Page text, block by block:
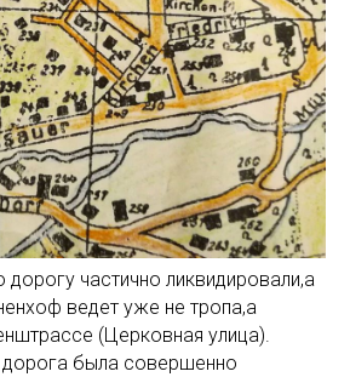
частично ликвидировали,а
ведет уже не тропа,а
(Церковная улица).
дорога была совершенно